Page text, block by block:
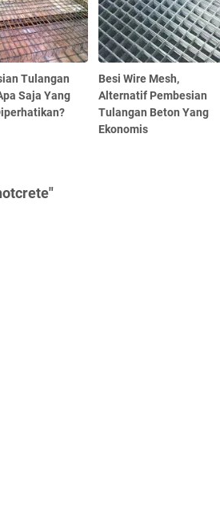
Tulangan
Saja Yang
Besi Wire Mesh,
Alternatif Pembesian
Tulangan Beton Yang
Ekonomis